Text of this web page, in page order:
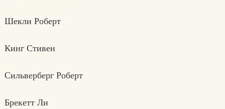
Шекли Роберт
Кинг Стивен
Сильверберг Роберт
Брекетт Ли